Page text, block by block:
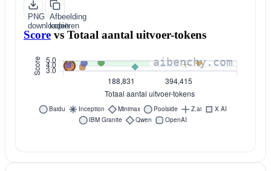
PNG
downloaden
Afbeelding
kopiëren
Score vsTotaal aantal uitvoer-tokens